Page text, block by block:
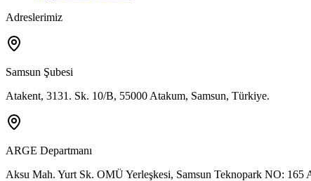
Adreslerimiz
Samsun Şubesi
Atakent, 3131. Sk. 10/B, 55000 Atakum, Samsun, Türkiye.
ARGE Departmanı
Aksu Mah. Yurt Sk. OMÜ Yerleşkesi, Samsun Teknopark NO: 165